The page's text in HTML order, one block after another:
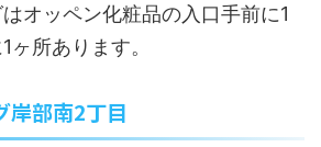
オッペン化粧品の入口手前に1
ヶ所あります。
岸部南2丁目